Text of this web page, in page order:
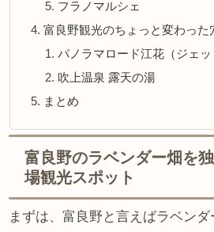
フラノマルシェ
富良野観光のちょっと変わった
パノラマロード江花（ジェッ
吹上温泉 露天の湯
まとめ
富良野のラベンダー畑を
場観光スポット
まずは、富良野と言えばラベン